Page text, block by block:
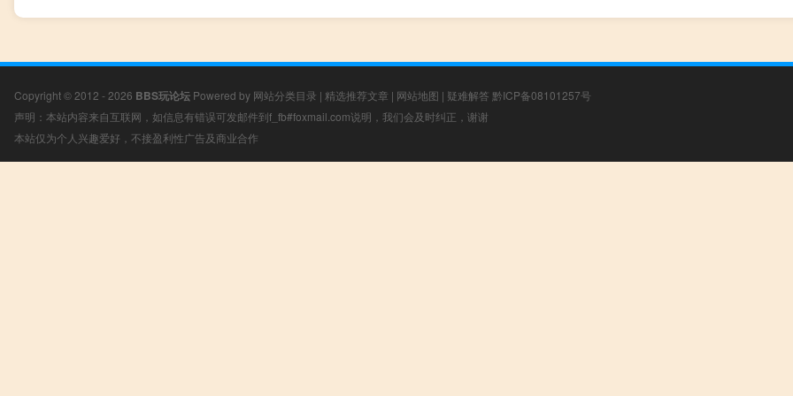
Copyright © 2012 - 2026 BBS玩论坛 Powered by 网站分类目录 | 精选推荐文章 | 网站地图 | 疑难解答 黔ICP备08101257号
声明：本站内容来自互联网，如信息有错误可发邮件到f_fb#foxmail.com说明，我们会及时纠正，谢谢
本站仅为个人兴趣爱好，不接盈利性广告及商业合作